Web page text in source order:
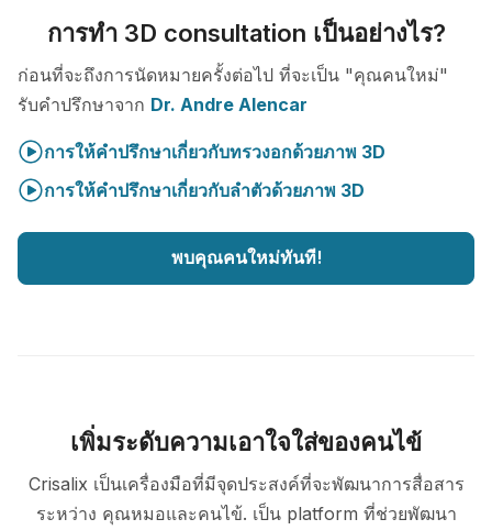
การทำ 3D consultation เป็นอย่างไร?
ก่อนที่จะถึงการนัดหมายครั้งต่อไป ที่จะเป็น "คุณคนใหม่"
รับคำปรึกษาจาก Dr. Andre Alencar
การให้คำปรึกษาเกี่ยวกับทรวงอกด้วยภาพ 3D
การให้คำปรึกษาเกี่ยวกับลำตัวด้วยภาพ 3D
พบคุณคนใหม่ทันที!
เพิ่มระดับความเอาใจใส่ของคนไข้
Crisalix เป็นเครื่องมือที่มีจุดประสงค์ที่จะพัฒนาการสื่อสาร
ระหว่าง คุณหมอและคนไข้. เป็น platform ที่ช่วยพัฒนา